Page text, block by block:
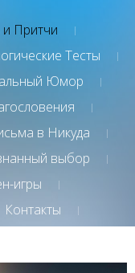
Притчи
Тесты
Юмор
в Никуда
выбор
игры
Контакты